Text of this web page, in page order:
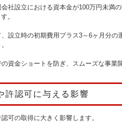
社設立における資本金が100万円未満
。
設立時の初期費用プラス3～6ヶ月分
資金ショートを防ぎ、スムーズな事業
許認可に与える影響
可の取得に大きく影響します。